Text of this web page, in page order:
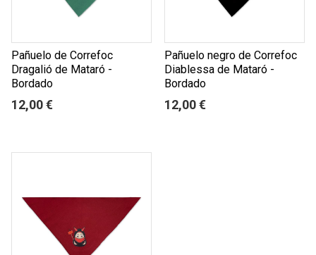
Pañuelo de Correfoc
Dragalió de Mataró -
Bordado
12,00 €
Pañuelo negro de Correfoc
Diablessa de Mataró -
Bordado
12,00 €